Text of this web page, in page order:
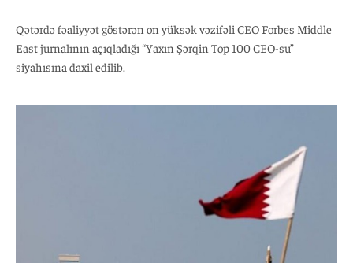
Qətərdə fəaliyyət göstərən on yüksək vəzifəli CEO Forbes Middle
East jurnalının açıqladığı “Yaxın Şərqin Top 100 CEO-su”
siyahısına daxil edilib.